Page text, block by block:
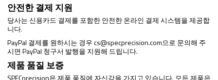
안전한 결제 지원
당사는 신용카드 결제를 포함한 안전한 온라인 결제 시스템을 제공합
니다.
PayPal 결제를 원하시는 경우cs@specprecision.com으로 문의해 주
시면 PayPal 청구서 발행을 지원해 드립니다.
제품 품질 보증
SPECprecision은 제품 품질에 자신감을 가지고 있습니다. 모든 제품은